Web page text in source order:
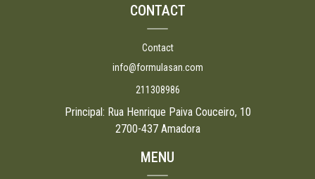
CONTACT
Contact
info@formulasan.com
211308986
Principal: Rua Henrique Paiva Couceiro, 10
2700-437 Amadora
MENU